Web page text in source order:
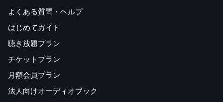
よくある質問・ヘルプ
はじめてガイド
聴き放題プラン
チケットプラン
月額会員プラン
法人向けオーディオブック